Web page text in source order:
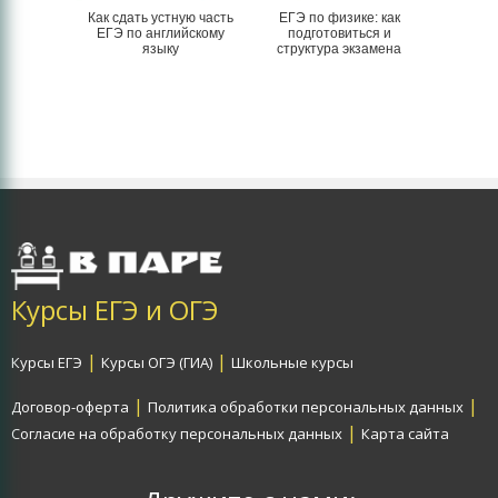
Как сдать устную часть
ЕГЭ по английскому
языку
ЕГЭ по физике: как
подготовиться и
структура экзамена
Курсы ЕГЭ и ОГЭ
Курсы ЕГЭ | Курсы ОГЭ (ГИА) | Школьные курсы
Договор-оферта | Политика обработки персональных данных |
Согласие на обработку персональных данных | Карта сайта